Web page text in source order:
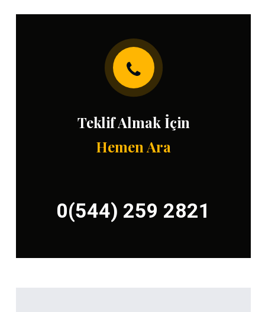
Teklif Almak İçin
Hemen Ara
0(544) 259 2821